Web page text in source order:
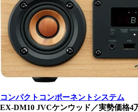
コンパクトコンポーネントシステム
EX-DM10 JVCケンウッド／実勢価格4